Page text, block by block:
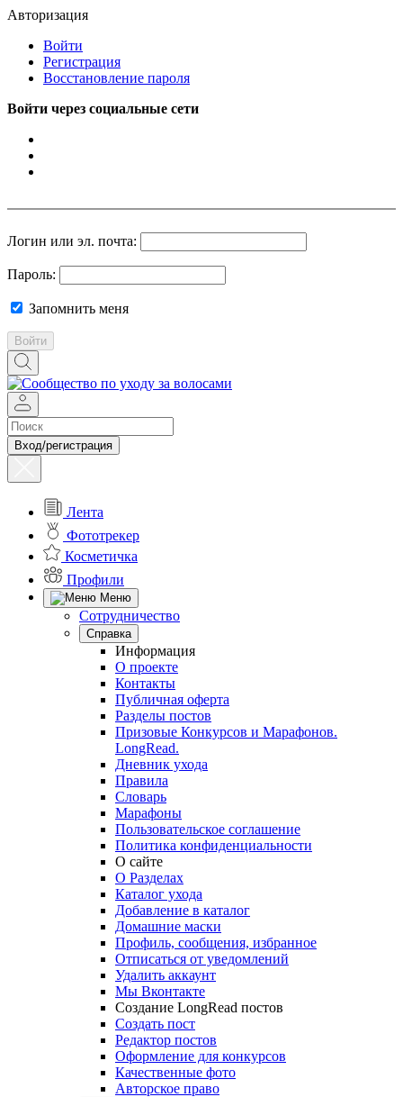
Авторизация
Войти
Регистрация
Восстановление пароля
Войти через социальные сети
Логин или эл. почта:
Пароль:
Запомнить меня
Войти
Вход/регистрация
Лента
Фототрекер
Косметичка
Профили
Меню
Сотрудничество
Справка
Информация
О проекте
Контакты
Публичная оферта
Разделы постов
Призовые Конкурсов и Марафонов.
LongRead.
Дневник ухода
Правила
Словарь
Марафоны
Пользовательское соглашение
Политика конфиденциальности
О сайте
О Разделах
Каталог ухода
Добавление в каталог
Домашние маски
Профиль, сообщения, избранное
Отписаться от уведомлений
Удалить аккаунт
Мы Вконтакте
Создание LongRead постов
Создать пост
Редактор постов
Оформление для конкурсов
Качественные фото
Авторское право